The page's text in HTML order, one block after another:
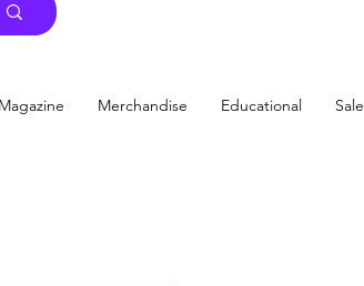
Magazine Merchandise Educational Sale